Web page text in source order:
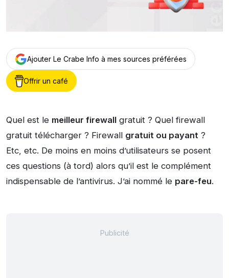
Ajouter Le Crabe Info à mes sources préférées
Offrir un café
Quel est le meilleur firewall gratuit ? Quel firewall
gratuit télécharger ? Firewall gratuit ou payant ?
Etc, etc. De moins en moins d’utilisateurs se posent
ces questions (à tord) alors qu’il est le complément
indispensable de l’antivirus. J’ai nommé le pare-feu.